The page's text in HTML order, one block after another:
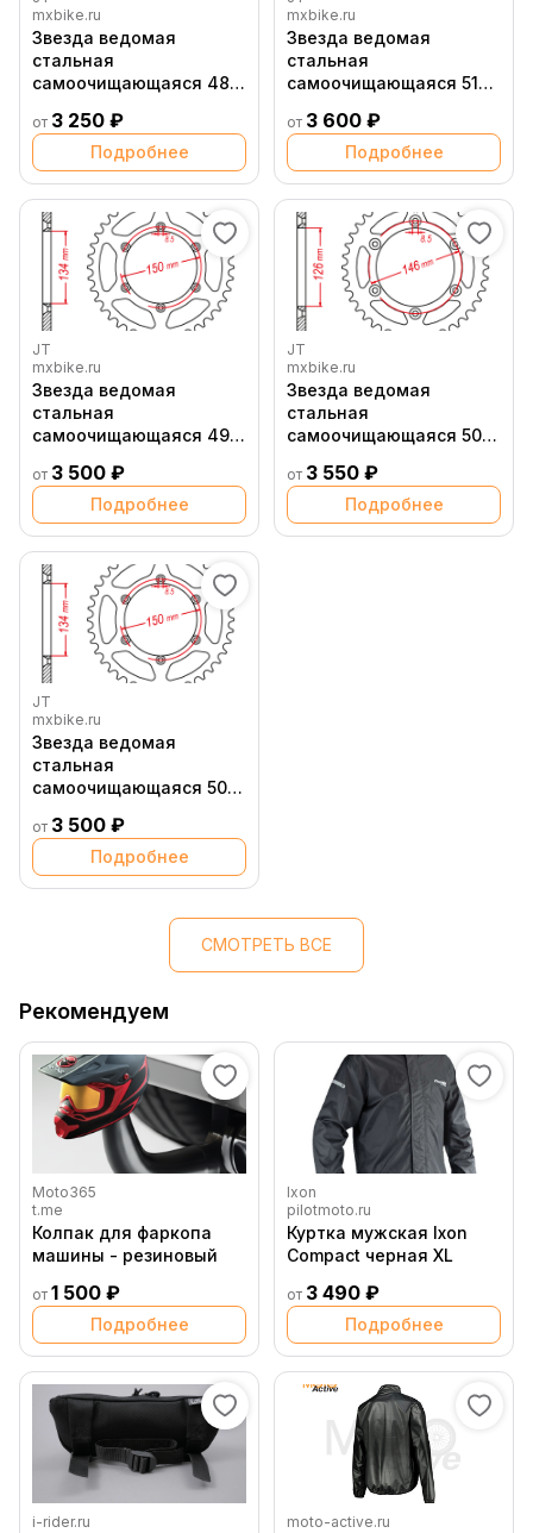
mxbike.ru
Звезда ведомая
стальная
самоочищающаяся 48
20 JT
от 3 250 ₽
Подробнее
mxbike.ru
Звезда ведомая
стальная
самоочищающаяся 51
от 3 600 ₽
Подробнее
JT
mxbike.ru
Звезда ведомая
стальная
самоочищающаяся 49
JT
от 3 500 ₽
Подробнее
JT
mxbike.ru
Звезда ведомая
стальная
самоочищающаяся 50
от 3 550 ₽
Подробнее
JT
mxbike.ru
Звезда ведомая
стальная
самоочищающаяся 50
JT
от 3 500 ₽
Подробнее
СМОТРЕТЬ ВСЕ
Рекомендуем
Moto365
t.me
Колпак для фаркопа
машины - резиновый
от 1 500 ₽
Подробнее
Ixon
pilotmoto.ru
Куртка мужская Ixon
Compact черная XL
от 3 490 ₽
Подробнее
i-rider.ru moto-active.ru